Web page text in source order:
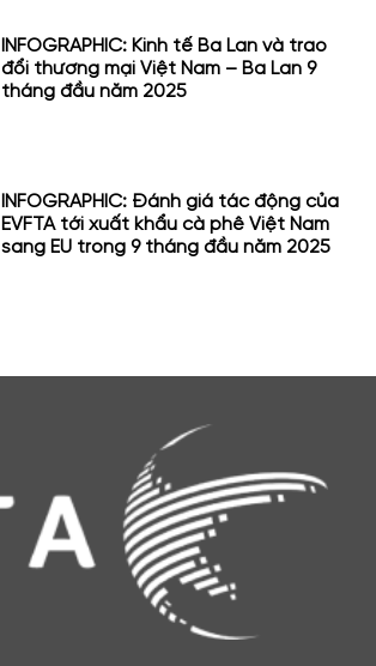
INFOGRAPHIC: Kinh tế Ba Lan và trao
đổi thương mại Việt Nam – Ba Lan 9
tháng đầu năm 2025
INFOGRAPHIC: Đánh giá tác động của
EVFTA tới xuất khẩu cà phê Việt Nam
sang EU trong 9 tháng đầu năm 2025